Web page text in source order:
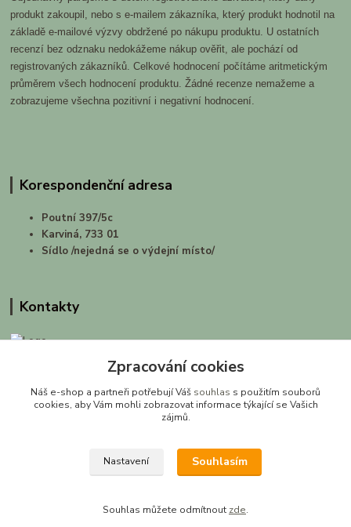
produkt zakoupil, nebo s e-mailem zákazníka, který produkt hodnotil na
základě e-mailové výzvy obdržené po nákupu produktu. U ostatních
recenzí bez odznaku nedokážeme nákup ověřit, ale pochází od
registrovaných zákazníků. Celkové hodnocení počítáme aritmetickým
průměrem všech hodnocení produktu. Žádné recenze nemažeme a
zobrazujeme všechna pozitivní i negativní hodnocení.
Korespondenční adresa
Poutní 397/5c
Karviná, 733 01
Sídlo /nejedná se o výdejní místo/
Kontakty
Gabriela Pawlasová Koppová
Zpracování cookies
Náš e-shop a partneři potřebují Váš souhlas s použitím souborů
cookies, aby Vám mohli zobrazovat informace týkající se Vašich
zájmů.
Nastavení Souhlasím
Souhlas můžete odmítnout zde.